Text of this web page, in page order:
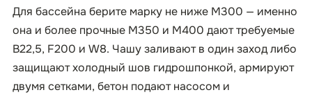
Для бассейна берите марку не ниже М300 — именно
она и более прочные М350 и М400 дают требуемые
B22,5, F200 и W8. Чашу заливают в один заход либо
защищают холодный шов гидрошпонкой, армируют
двумя сетками, бетон подают насосом и